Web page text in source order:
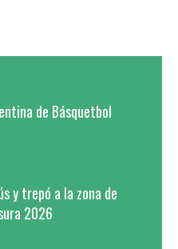
de Básquetbol
y trepó a la zona de
2026